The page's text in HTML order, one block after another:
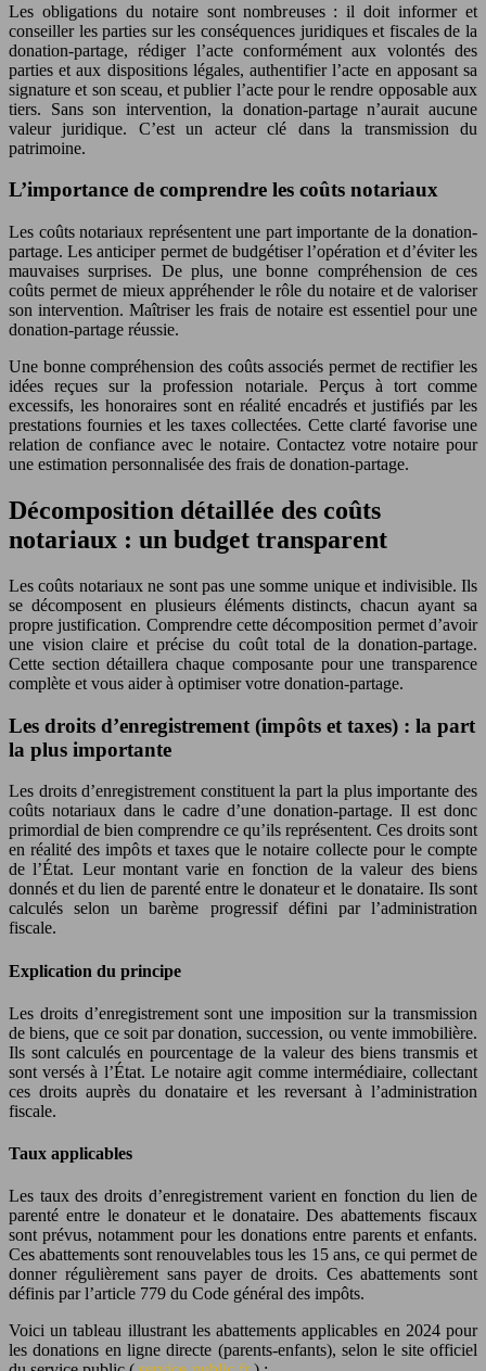
Les obligations du notaire sont nombreuses : il doit informer et
conseiller les parties sur les conséquences juridiques et fiscales de la
donation-partage, rédiger l’acte conformément aux volontés des
parties et aux dispositions légales, authentifier l’acte en apposant sa
signature et son sceau, et publier l’acte pour le rendre opposable aux
tiers. Sans son intervention, la donation-partage n’aurait aucune
valeur juridique. C’est un acteur clé dans la transmission du
patrimoine.
L’importance de comprendre les coûts notariaux
Les coûts notariaux représentent une part importante de la donation-
partage. Les anticiper permet de budgétiser l’opération et d’éviter les
mauvaises surprises. De plus, une bonne compréhension de ces
coûts permet de mieux appréhender le rôle du notaire et de valoriser
son intervention. Maîtriser les frais de notaire est essentiel pour une
donation-partage réussie.
Une bonne compréhension des coûts associés permet de rectifier les
idées reçues sur la profession notariale. Perçus à tort comme
excessifs, les honoraires sont en réalité encadrés et justifiés par les
prestations fournies et les taxes collectées. Cette clarté favorise une
relation de confiance avec le notaire. Contactez votre notaire pour
une estimation personnalisée des frais de donation-partage.
Décomposition détaillée des coûts
notariaux : un budget transparent
Les coûts notariaux ne sont pas une somme unique et indivisible. Ils
se décomposent en plusieurs éléments distincts, chacun ayant sa
propre justification. Comprendre cette décomposition permet d’avoir
une vision claire et précise du coût total de la donation-partage.
Cette section détaillera chaque composante pour une transparence
complète et vous aider à optimiser votre donation-partage.
Les droits d’enregistrement (impôts et taxes) : la part
la plus importante
Les droits d’enregistrement constituent la part la plus importante des
coûts notariaux dans le cadre d’une donation-partage. Il est donc
primordial de bien comprendre ce qu’ils représentent. Ces droits sont
en réalité des impôts et taxes que le notaire collecte pour le compte
de l’État. Leur montant varie en fonction de la valeur des biens
donnés et du lien de parenté entre le donateur et le donataire. Ils sont
calculés selon un barème progressif défini par l’administration
fiscale.
Explication du principe
Les droits d’enregistrement sont une imposition sur la transmission
de biens, que ce soit par donation, succession, ou vente immobilière.
Ils sont calculés en pourcentage de la valeur des biens transmis et
sont versés à l’État. Le notaire agit comme intermédiaire, collectant
ces droits auprès du donataire et les reversant à l’administration
fiscale.
Taux applicables
Les taux des droits d’enregistrement varient en fonction du lien de
parenté entre le donateur et le donataire. Des abattements fiscaux
sont prévus, notamment pour les donations entre parents et enfants.
Ces abattements sont renouvelables tous les 15 ans, ce qui permet de
donner régulièrement sans payer de droits. Ces abattements sont
définis par l’article 779 du Code général des impôts.
Voici un tableau illustrant les abattements applicables en 2024 pour
les donations en ligne directe (parents-enfants), selon le site officiel